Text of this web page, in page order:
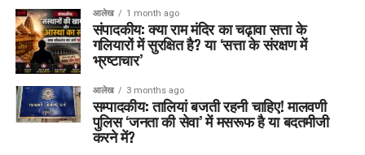
आलेख 1 month ago
संपादकीय: क्या राम मंदिर का चढ़ावा सत्ता के
गलियारों में सुरक्षित है? या ‘सत्ता के संरक्षण में
भ्रष्टाचार’
आलेख 3 months ago
सम्पादकीय: तालियां बजती रहनी चाहिए! मालवणी
पुलिस ‘जनता की सेवा’ में मसरूफ है या बदतमीजी
करने में?